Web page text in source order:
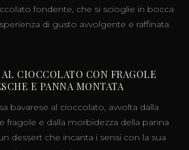
fondente, che si scioglie in bocca
di gusto avvolgente e raffinata.
AL CIOCCOLATO CON FRAGOLE
E PANNA MONTATA
bavarese al cioccolato, avvolta dalla
fragole e dalla morbidezza della panna
dessert che incanta i sensi con la sua